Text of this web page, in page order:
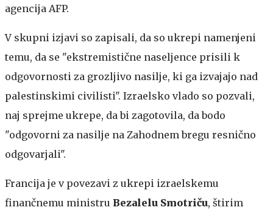
agencija AFP.
V skupni izjavi so zapisali, da so ukrepi namenjeni
temu, da se "ekstremistične naseljence prisili k
odgovornosti za grozljivo nasilje, ki ga izvajajo nad
palestinskimi civilisti". Izraelsko vlado so pozvali,
naj sprejme ukrepe, da bi zagotovila, da bodo
"odgovorni za nasilje na Zahodnem bregu resnično
odgovarjali".
Francija je v povezavi z ukrepi izraelskemu
finančnemu ministru Bezalelu Smotriču, štirim